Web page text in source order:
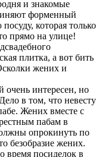
и знакомые
форменный
которая только
прямо на улице!
плитка, а вот бить
жених и
очень интересен, но
в том, что невесту
Жених вместе с
пабам в
опрокинуть по
безобразие жених.
время посиделок в